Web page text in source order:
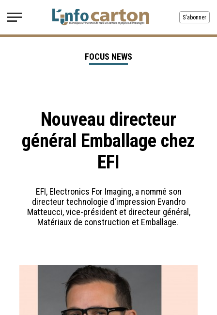
S'abonner
Nouveau directeur
général Emballage chez
EFI
EFI, Electronics For Imaging, a nommé son
directeur technologie d'impression Evandro
Matteucci, vice-président et directeur général,
Matériaux de construction et Emballage.
FOCUS NEWS